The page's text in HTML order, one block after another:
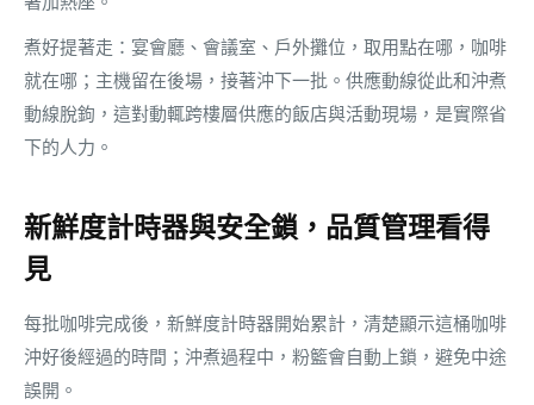
煮好提著走：宴會廳、會議室、戶外攤位，取用點在哪，咖啡
就在哪；主機留在後場，接著沖下一批。供應動線從此和沖煮
動線脫鉤，這對動輒跨樓層供應的飯店與活動現場，是實際省
下的人力。
新鮮度計時器與安全鎖，品質管理看得
見
每批咖啡完成後，新鮮度計時器開始累計，清楚顯示這桶咖啡
沖好後經過的時間；沖煮過程中，粉籃會自動上鎖，避免中途
誤開。